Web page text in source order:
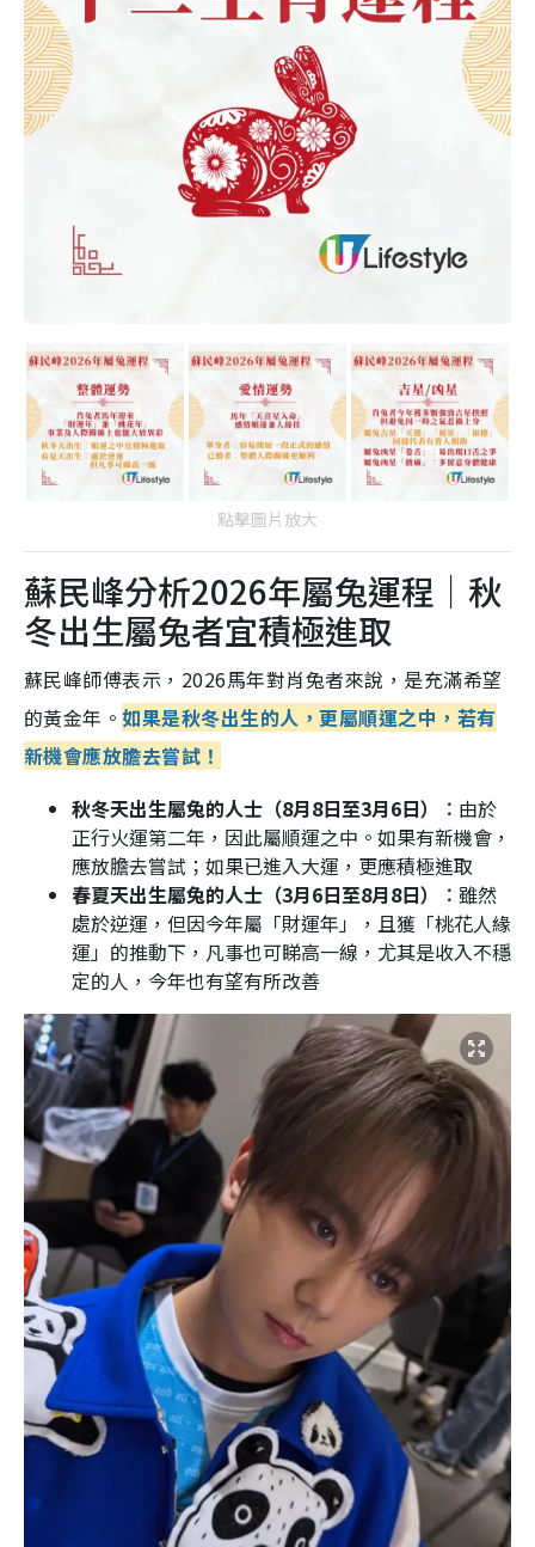
點擊圖片放大
蘇民峰分析2026年屬兔運程｜秋
冬出生屬兔者宜積極進取
蘇民峰師傅表示，2026馬年對肖兔者來說，是充滿希望
的黃金年。如果是秋冬出生的人，更屬順運之中，若有
新機會應放膽去嘗試！
秋冬天出生屬兔的人士（8月8日至3月6日）︰ 由於
正行火運第二年，因此屬順運之中。如果有新機會，
應放膽去嘗試；如果已進入大運，更應積極進取
春夏天出生屬兔的人士（3月6日至8月8日）︰ 雖然
處於逆運，但因今年屬「財運年」，且獲「桃花人緣
運」的推動下，凡事也可睇高一線，尤其是收入不穩
定的人，今年也有望有所改善